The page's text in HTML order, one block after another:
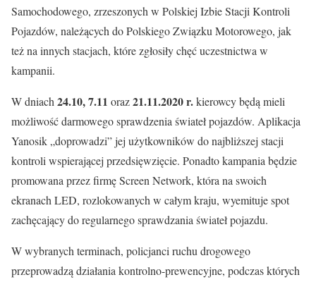
Samochodowego, zrzeszonych w Polskiej Izbie Stacji Kontroli
Pojazdów, należących do Polskiego Związku Motorowego, jak
też na innych stacjach, które zgłosiły chęć uczestnictwa w
kampanii.
W dniach24.10, 7.11 oraz21.11.2020 r.kierowcy będą mieli
możliwość darmowego sprawdzenia świateł pojazdów. Aplikacja
Yanosik „doprowadzi” jej użytkowników do najbliższej stacji
kontroli wspierającej przedsięwzięcie. Ponadto kampania będzie
promowana przez firmę Screen Network, która na swoich
ekranach LED, rozlokowanych w całym kraju, wyemituje spot
zachęcający do regularnego sprawdzania świateł pojazdu.
W wybranych terminach, policjanci ruchu drogowego
przeprowadzą działania kontrolno-prewencyjne, podczas których